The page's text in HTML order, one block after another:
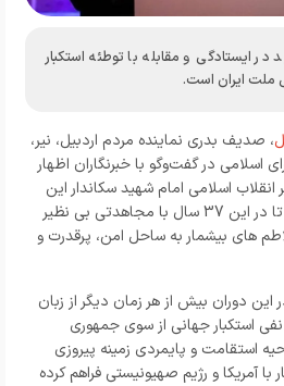
ایستادگی و مقابله با توطئه استکبار
ملت ایران است.
، صدیف بدری نماینده مردم اردبیل، نیر،
در گفت‌وگو با خبرنگاران اظهار
انقلاب اسلامی امام شهید سکاندار این
نظام پربرکت شد و تلاش کرد تا در این 37 سال با مجاهدتی بی نظیر
های بیشمار به ساحل امن، پرقدرت و
دوران بیش از هر زمان دیگر از زبان
استکبار جهانی از سوی جمهوری
استقامت و پایمردی زمینه پیروزی
آمریکا و رژیم صهیونیستی فراهم کرده